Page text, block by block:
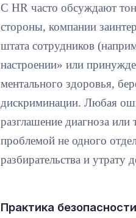
С HR часто обсуждают
стороны, компании
штата сотрудников
настроении» или
ментального здоровья,
дискриминации. Любая
разглашение диагноза или
проблемой не одного
разбирательства и утрату
Практика безопасности